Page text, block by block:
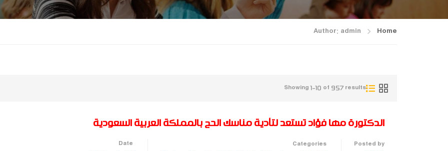
Home
Author: admin
Showing 1-10 of 957 results
الدكتورة مها فؤاد تستعد لتأدية مناسك الحج بالمملكة العربية السعودية
Posted by
Categories
Date